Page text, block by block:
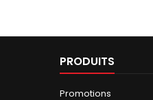
PRODUITS
Promotions